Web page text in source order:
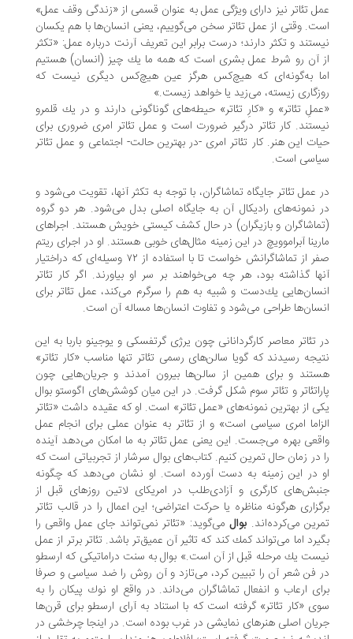
تئاتر نیز دارای ویژگی عمل به عنوان قسمی از «زندگی وقف عمل»
وقتی از عمل تئاتر سخن می‌گوییم، یعنی انسان‌ها با هم یكسان
و تكثر دارند؛ درست برابر این تعریف آرنت درباره عمل: «تكثر
آن رو شرط عمل بشری است كه همه ما یك چیز (انسان) هستیم
به‌گونه‌ای كه هیچ‌كس هرگز عین هیچ‌كس دیگری نیست كه
زیسته، می‌زید یا خواهد زیست.»
تئاتر» و «كارِ تئاتر» حیطه‌های گوناگونی دارند و در یك قلمرو
كار تئاتر درگیر ضرورت است و عمل تئاتر امری ضروری برای
این هنر. كار تئاتر امری -در بهترین حالت- اجتماعی و عمل تئاتر
است.
عمل تئاتر جایگاه تماشاگران، با توجه به تكثر آنها، تقویت می‌شود و
نمونه‌های رادیكال آن به جایگاه اصلی بدل می‌شود. هر دو گروه
و بازیگران) در حال كشف كیستی خویش هستند. اجراهای
آبراموویچ در این زمینه مثال‌های خوبی هستند. او در اجرای ریتم
صفر از تماشاگرانش خواست تا با استفاده از ۷۲ وسیله‌ای كه دراختیار
گذاشته بود، هر چه می‌خواهند بر سر او بیاورند. اگر كار تئاتر
یك‌دست و شبیه به هم را سرگرم می‌كند، عمل تئاتر برای
طراحی می‌شود و تفاوت انسان‌ها مساله آن است.
تئاتر معاصر كارگردانانی چون یرژی گرتفسكی و یوجینو باربا به این
رسیدند كه گویا سالن‌های رسمی تئاتر تنها مناسب «كار تئاتر»
و برای همین از سالن‌ها بیرون آمدند و جریان‌هایی چون
و تئاتر سوم شكل گرفت. در این میان كوشش‌های اگوستو بوال
از بهترین نمونه‌های «عمل تئاتر» است. او كه عقیده داشت «تئاتر
امری سیاسی است» و از تئاتر به عنوان عملی برای انجام عمل
بهره می‌جست. این یعنی عمل تئاتر به ما امكان می‌دهد آینده
در زمان حال تمرین كنیم. كتاب‌های بوال سرشار از تجربیاتی است كه
در این زمینه به دست آورده است. او نشان می‌دهد كه چگونه
كارگری و آزادی‌طلب در امریكای لاتین روزهای قبل از
هرگونه مناظره یا حركت اعتراضی؛ این اعمال را در قالب تئاتر
می‌كرده‌اند.بوالمی‌گوید: «تئاتر نمی‌تواند جای عمل واقعی را
اما می‌تواند كمك كند كه تاثیر آن عمیق‌تر باشد. تئاتر برتر از عمل
یك مرحله قبل از آن است.» بوال به سنت دراماتیكی كه ارسطو
فن شعر آن را تبیین كرد، می‌تازد و آن روش را ضد سیاسی و صرفا
ارعاب و انفعال تماشاگران می‌داند. در واقع او نوك پیكان را به
«كار تئاتر» گرفته است كه با استناد به آرای ارسطو برای قرن‌ها
اصلی هنرهای نمایشی در غرب بوده است. در اینجا چرخشی در